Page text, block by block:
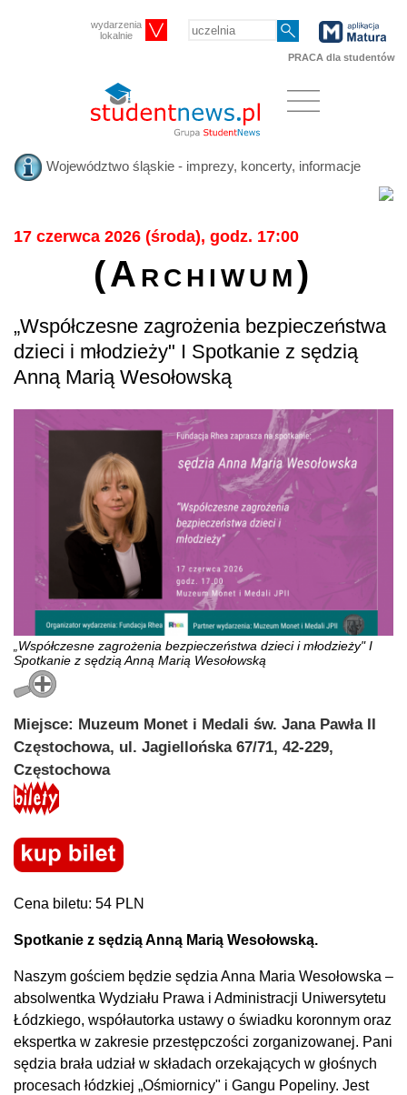
wydarzenia
lokalnie
PRACA dla studentów
Województwo śląskie - imprezy, koncerty, informacje
17 czerwca 2026 (środa), godz. 17:00
(Archiwum)
„Współczesne zagrożenia bezpieczeństwa
dzieci i młodzieży" I Spotkanie z sędzią
Anną Marią Wesołowską
„Współczesne zagrożenia bezpieczeństwa dzieci i młodzieży" I
Spotkanie z sędzią Anną Marią Wesołowską
Miejsce: Muzeum Monet i Medali św. Jana Pawła II
Częstochowa, ul. Jagiellońska 67/71, 42-229,
Częstochowa
Cena biletu: 54 PLN
Spotkanie z sędzią Anną Marią Wesołowską.
Naszym gościem będzie sędzia Anna Maria Wesołowska –
absolwentka Wydziału Prawa i Administracji Uniwersytetu
Łódzkiego, współautorka ustawy o świadku koronnym oraz
ekspertka w zakresie przestępczości zorganizowanej. Pani
sędzia brała udział w składach orzekających w głośnych
procesach łódzkiej „Ośmiornicy" i Gangu Popeliny. Jest